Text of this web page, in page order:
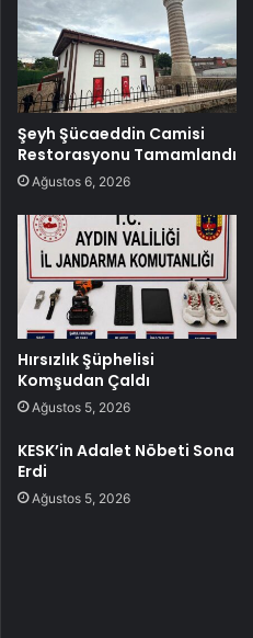
Şeyh Şücaeddin Camisi
Restorasyonu Tamamlandı
Ağustos 6, 2026
Hırsızlık Şüphelisi
Komşudan Çaldı
Ağustos 5, 2026
KESK’in Adalet Nöbeti Sona
Erdi
Ağustos 5, 2026